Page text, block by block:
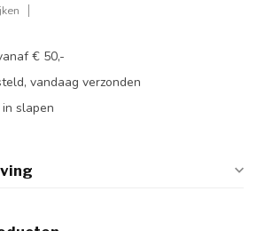
€ 50,-
vandaag verzonden
slapen